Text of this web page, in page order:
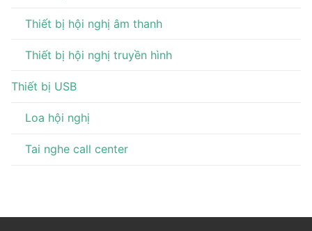
Thiết bị hội nghị âm thanh
Thiết bị hội nghị truyền hình
Thiết bị USB
Loa hội nghị
Tai nghe call center